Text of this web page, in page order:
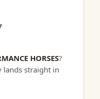
HORSES?
lands straight in